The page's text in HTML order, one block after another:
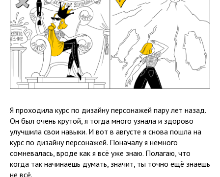
Я проходила курс по дизайну персонажей пару лет назад.
Он был очень крутой, я тогда много узнала и здорово
улучшила свои навыки. И вот в августе я снова пошла на
курс по дизайну персонажей. Поначалу я немного
сомневалась, вроде как я всё уже знаю. Полагаю, что
когда так начинаешь думать, значит, ты точно ещё знаешь
не всё.